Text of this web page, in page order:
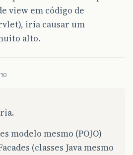
view em código de
iria causar um
alto.
modelo mesmo (POJO)
(classes Java mesmo